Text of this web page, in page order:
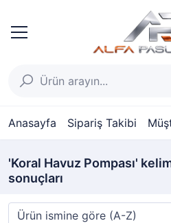
Anasayfa Sipariş Takibi
'Koral Havuz Pompası'
sonuçları